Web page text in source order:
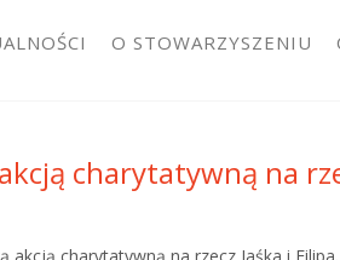
O STOWARZYSZENIU
charytatywną na